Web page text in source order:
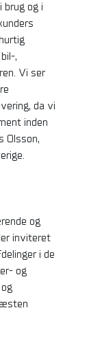
og i
,
Vi ser
da vi
inden
Olsson,
og
inviteret
i de
og